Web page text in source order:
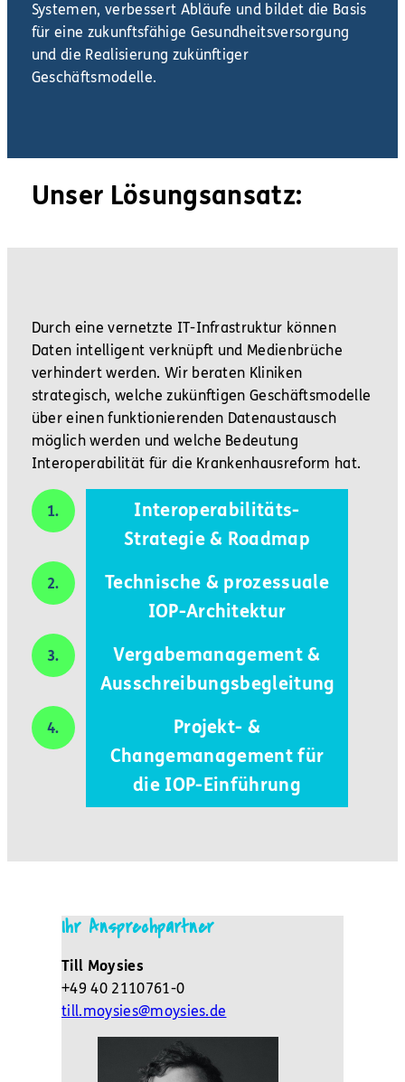
Systemen, verbessert Abläufe und bildet die Basis
für eine zukunftsfähige Gesundheitsversorgung
und die Realisierung zukünftiger
Geschäftsmodelle.
Unser Lösungsansatz:
Durch eine vernetzte IT-Infrastruktur können
Daten intelligent verknüpft und Medienbrüche
verhindert werden. Wir beraten Kliniken
strategisch, welche zukünftigen Geschäftsmodelle
über einen funktionierenden Datenaustausch
möglich werden und welche Bedeutung
Interoperabilität für die Krankenhausreform hat.
Interoperabilitäts-
Strategie & Roadmap
Technische & prozessuale
IOP-Architektur
Vergabemanagement &
Ausschreibungsbegleitung
Projekt- &
Changemanagement für
die IOP-Einführung
Ihr Ansprechpartner
Till Moysies
+49 40 2110761-0
till.moysies@moysies.de